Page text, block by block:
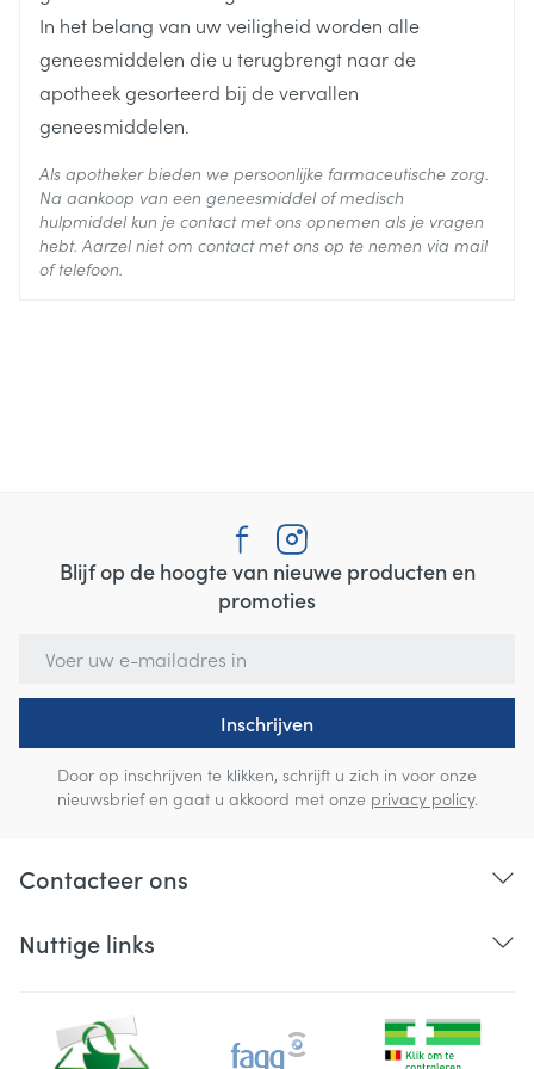
In het belang van uw veiligheid worden alle
geneesmiddelen die u terugbrengt naar de
apotheek gesorteerd bij de vervallen
geneesmiddelen.
Als apotheker bieden we persoonlijke farmaceutische zorg.
Na aankoop van een geneesmiddel of medisch
hulpmiddel kun je contact met ons opnemen als je vragen
hebt. Aarzel niet om contact met ons op te nemen via mail
of telefoon.
Blijf op de hoogte van nieuwe producten en
promoties
Inschrijven
Door op inschrijven te klikken, schrijft u zich in voor onze
nieuwsbrief en gaat u akkoord met onze privacy policy.
Contacteer ons
Nuttige links